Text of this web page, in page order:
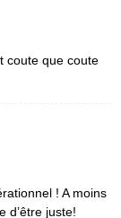
coute que coute
! A moins
d’être juste!